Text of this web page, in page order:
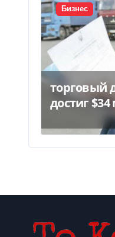
Бизнес
торговый
достиг